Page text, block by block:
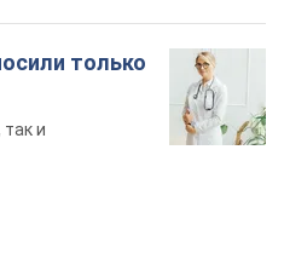
только
и